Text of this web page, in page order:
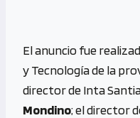
El anuncio fue
y Tecnología de la
director de Inta
Mondino; el director